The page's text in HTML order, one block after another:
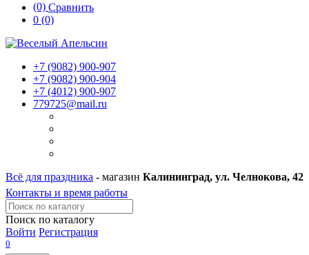
(0) Сравнить
0 (0)
+7 (9082) 900-907
+7 (9082) 900-904
+7 (4012) 900-907
779725@mail.ru
Всё для праздника - магазин Калининград, ул. Челнокова, 42
Контакты и время работы
Поиск по каталогу
Войти Регистрация
0